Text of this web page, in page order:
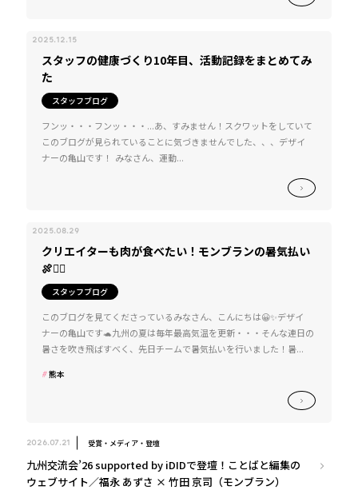
2025.12.15
スタッフの健康づくり10年目、活動記録をまとめてみ
た
スタッフブログ
フンッ・・・フンッ・・・...あ、すみません！スクワットをしていて
このブログが見られていることに気づきませんでした、、、デザイ
ナーの亀山です！ みなさん、運動...
2025.08.29
クリエイターも肉が食べたい！モンブランの暑気払い
🍖❤️‍🔥
スタッフブログ
このブログを見てくださっているみなさん、こんにちは😀✨デザイ
ナーの亀山です🐢九州の夏は毎年最高気温を更新・・・そんな連日の
暑さを吹き飛ばすべく、先日チームで暑気払いを行いました！暑...
熊本
2026.07.21 受賞・メディア・登壇
九州交流会’26 supported by iDIDで登壇！ことばと編集の
ウェブサイト／福永 あずさ × 竹田 京司（モンブラン）